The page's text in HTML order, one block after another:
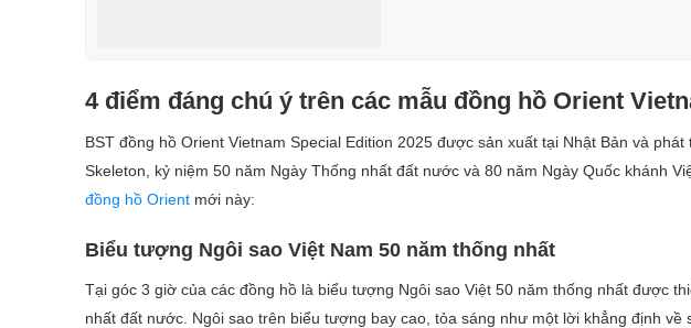
4 điểm đáng chú ý trên các mẫu đồng hồ Orient
BST đồng hồ Orient Vietnam Special Edition 2025 được sản xuất tại Nhật Bản và
Skeleton, kỷ niệm 50 năm Ngày Thống nhất đất nước và 80 năm Ngày Quốc khánh
đồng hồ Orient mới này:
Biểu tượng Ngôi sao Việt Nam 50 năm thống nhất
Tại góc 3 giờ của các đồng hồ là biểu tượng Ngôi sao Việt 50 năm thống nhất được
nhất đất nước. Ngôi sao trên biểu tượng bay cao, tỏa sáng như một lời khẳng định